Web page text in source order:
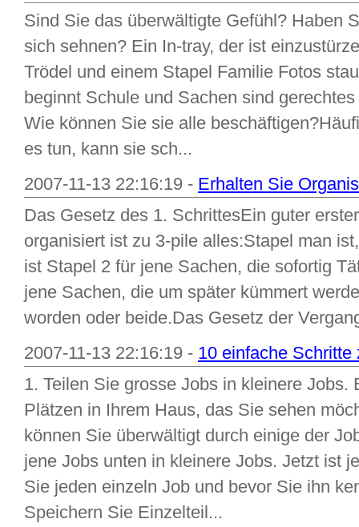
Sind Sie das überwältigte Gefühl? Haben
sich sehnen? Ein In-tray, der ist
Trödel und einem Stapel Familie Fotos
beginnt Schule und Sachen sind
Wie können Sie sie alle
es tun, kann sie sch...
2007-11-13 22:16:19 - Erhalten Sie
Das Gesetz des 1. SchrittesEin guter
organisiert ist zu 3-pile alles:Stapel man
ist Stapel 2 für jene Sachen, die sofortig
jene Sachen, die um später kümmert
worden oder beide.Das Gesetz der
2007-11-13 22:16:19 - 10 einfache
1. Teilen Sie grosse Jobs in kleinere
Plätzen in Ihrem Haus, das Sie sehen
können Sie überwältigt durch einige der
jene Jobs unten in kleinere Jobs. Jetzt ist
Sie jeden einzeln Job und bevor Sie ihn
Speichern Sie Einzelteil...